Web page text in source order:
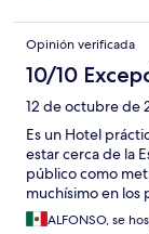
Opinión verificada
10/10
12 de octubre de
Es un Hotel
estar cerca de la
público como
muchísimo en los
ALFONSO, se